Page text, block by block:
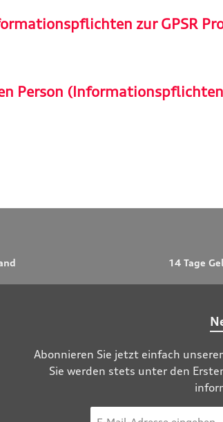
zur GPSR
Person
14 Tage
Abonnieren Sie jetzt einfach
Sie werden stets unter den